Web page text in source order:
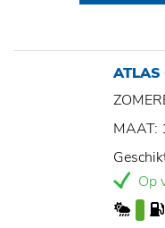
ATLAS
MAAT:
Op